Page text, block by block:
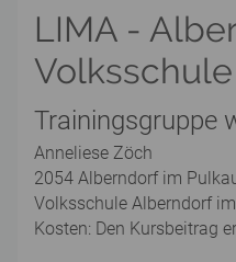
LIMA -
Volksschule
Trainingsgruppe
Anneliese Zöch
2054 Alberndorf im
Volksschule Alberndorf
Kosten: Den Kursbeitrag